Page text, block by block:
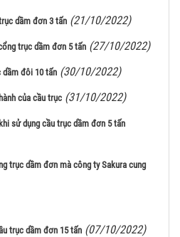
dầm đơn 3 tấn (21/10/2022)
trục dầm đơn 5 tấn (27/10/2022)
dầm đôi 10 tấn (30/10/2022)
của cầu trục (31/10/2022)
sử dụng cầu trục dầm đơn 5 tấn
trục dầm đơn mà công ty Sakura cung
trục dầm đơn 15 tấn (07/10/2022)